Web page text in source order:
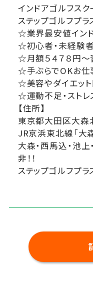
インドアゴルフス
ステップゴルフプ
☆業界最安値イン
☆初心者・未経験者
☆月額５４７８円
☆手ぶらでOKお仕
☆美容やダイエット
☆運動不足・ストレ
【住所】
東京都大田区大森
JR京浜東北線「大
大森・西馬込・池
非！！
ステップゴルフプ